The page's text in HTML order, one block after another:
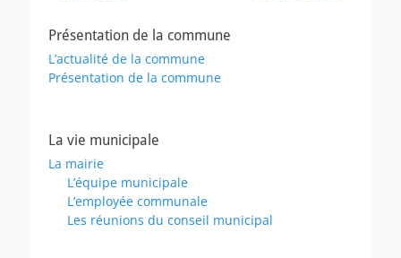
Présentation de la commune
L’actualité de la commune
Présentation de la commune
La vie municipale
La mairie
L’équipe municipale
L’employée communale
Les réunions du conseil municipal